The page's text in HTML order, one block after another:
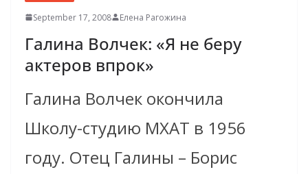
September 17, 2008 Елена Рагожина
Галина Волчек: «Я не беру
актеров впрок»
Галина Волчек окончила
Школу-студию МХАТ в 1956
году. Отец Галины – Борис